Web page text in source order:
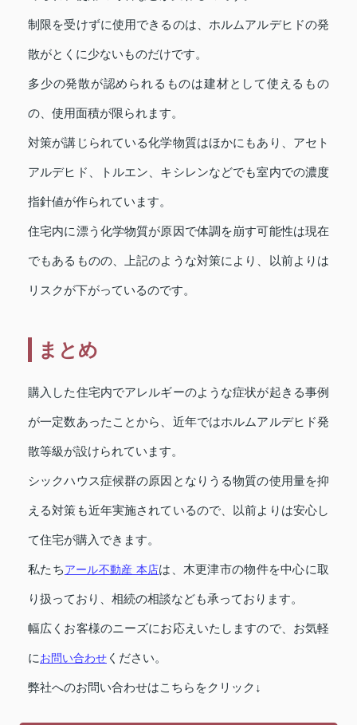
制限を受けずに使用できるのは、ホルムアルデヒドの発
散がとくに少ないものだけです。
多少の発散が認められるものは建材として使えるもの
の、使用面積が限られます。
対策が講じられている化学物質はほかにもあり、アセト
アルデヒド、トルエン、キシレンなどでも室内での濃度
指針値が作られています。
住宅内に漂う化学物質が原因で体調を崩す可能性は現在
でもあるものの、上記のような対策により、以前よりは
リスクが下がっているのです。
まとめ
購入した住宅内でアレルギーのような症状が起きる事例
が一定数あったことから、近年ではホルムアルデヒド発
散等級が設けられています。
シックハウス症候群の原因となりうる物質の使用量を抑
える対策も近年実施されているので、以前よりは安心し
て住宅が購入できます。
私たちアール不動産 本店は、木更津市の物件を中心に取
り扱っており、相続の相談なども承っております。
幅広くお客様のニーズにお応えいたしますので、お気軽
にお問い合わせ ください。
弊社へのお問い合わせはこちらをクリック↓